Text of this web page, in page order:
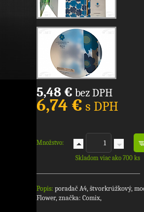
5,48 € bez DPH
6,74 € s DPH
Množstvo:
Skladom viac ako 700 ks
Popis: poradač A4, štvorkrúžkový,
Flower, značka: Comix,